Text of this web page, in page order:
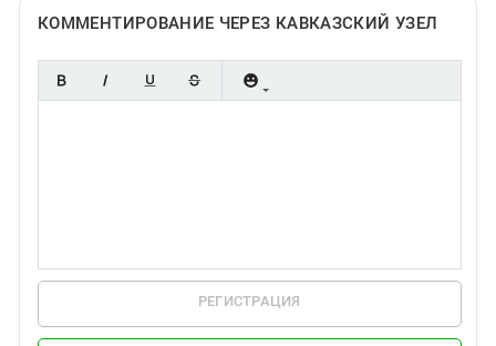
КОММЕНТИРОВАНИЕ ЧЕРЕЗ КАВКАЗСКИЙ УЗЕЛ
РЕГИСТРАЦИЯ